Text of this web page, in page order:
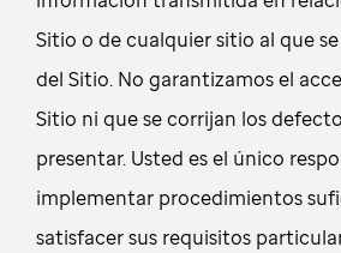
Sitio o de cualquier sitio al que
del Sitio. No garantizamos el
Sitio ni que se corrijan los
presentar. Usted es el único
implementar procedimientos
satisfacer sus requisitos